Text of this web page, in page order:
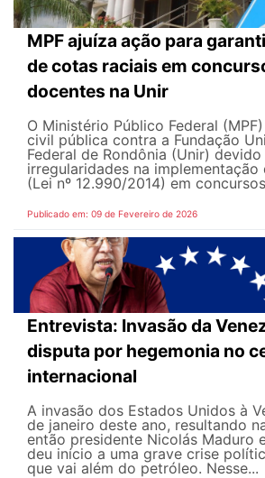
MPF ajuíza ação para
de cotas raciais em
docentes na Unir
O Ministério Público Federal
civil pública contra a Fundação
Federal de Rondônia (Unir) devido
irregularidades na implementação
(Lei nº 12.990/2014) em
Publicado em: 09 de Fevereiro de 2026
Entrevista: Invasão da
disputa por hegemonia no
internacional
A invasão dos Estados Unidos à
de janeiro deste ano, resultando
então presidente Nicolás Maduro
deu início a uma grave crise
que vai além do petróleo. Nesse...